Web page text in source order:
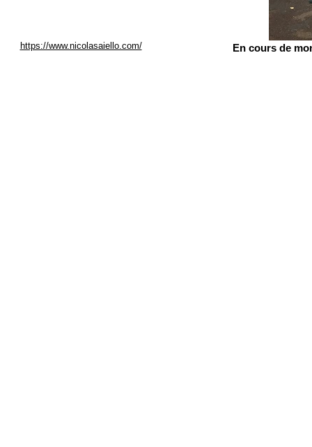
https://www.nicolasaiello.com/ En cours de